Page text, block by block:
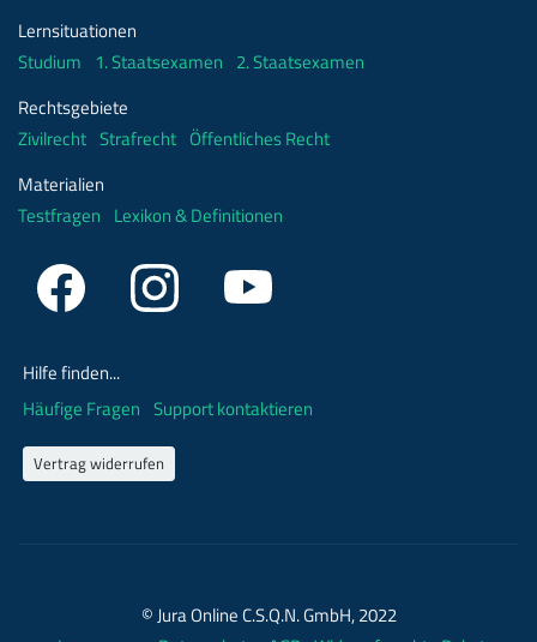
Lernsituationen
Studium 1. Staatsexamen 2. Staatsexamen
Rechtsgebiete
Zivilrecht Strafrecht Öffentliches Recht
Materialien
Testfragen Lexikon & Definitionen
Hilfe finden...
Häufige Fragen Support kontaktieren
Vertrag widerrufen
© Jura Online C.S.Q.N. GmbH, 2022